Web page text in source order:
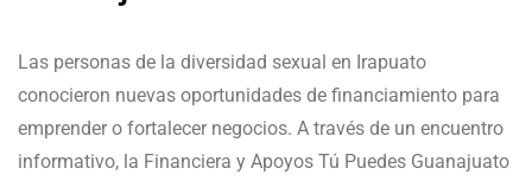
Las personas de la diversidad sexual en Irapuato
conocieron nuevas oportunidades de financiamiento para
emprender o fortalecer negocios. A través de un encuentro
informativo, la Financiera y Apoyos Tú Puedes Guanajuato